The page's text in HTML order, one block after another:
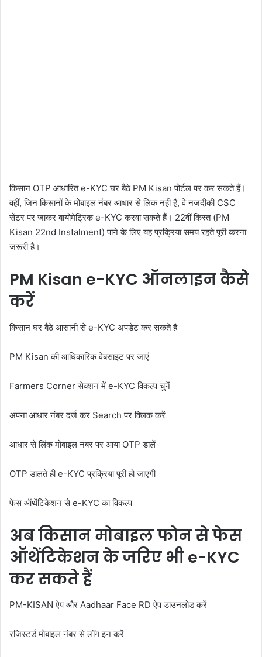
किसान OTP आधारित e-KYC घर बैठे PM Kisan पोर्टल पर कर सकते हैं।
वहीं, जिन किसानों के मोबाइल नंबर आधार से लिंक नहीं हैं, वे नजदीकी CSC
सेंटर पर जाकर बायोमेट्रिक e-KYC करवा सकते हैं। 22वीं किस्त (PM
Kisan 22nd Instalment) पाने के लिए यह प्रक्रिया समय रहते पूरी करना
जरूरी है।
PM Kisan e-KYC ऑनलाइन कैसे
करें
किसान घर बैठे आसानी से e-KYC अपडेट कर सकते हैं
PM Kisan की आधिकारिक वेबसाइट पर जाएं
Farmers Corner सेक्शन में e-KYC विकल्प चुनें
अपना आधार नंबर दर्ज कर Search पर क्लिक करें
आधार से लिंक मोबाइल नंबर पर आया OTP डालें
OTP डालते ही e-KYC प्रक्रिया पूरी हो जाएगी
फेस ऑथेंटिकेशन से e-KYC का विकल्प
अब किसान मोबाइल फोन से फेस
ऑथेंटिकेशन के जरिए भी e-KYC
कर सकते हैं
PM-KISAN ऐप और Aadhaar Face RD ऐप डाउनलोड करें
रजिस्टर्ड मोबाइल नंबर से लॉग इन करें